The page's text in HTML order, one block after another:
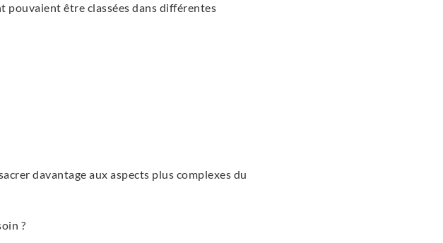
pouvaient être classées dans différentes
davantage aux aspects plus complexes du
?